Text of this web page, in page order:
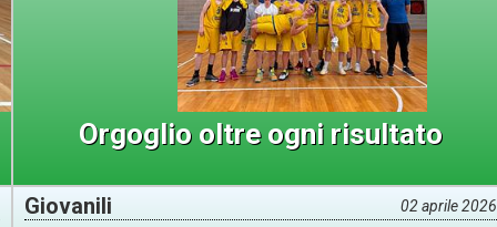
Orgoglio oltre ogni risultato
Giovanili 02 aprile 2026